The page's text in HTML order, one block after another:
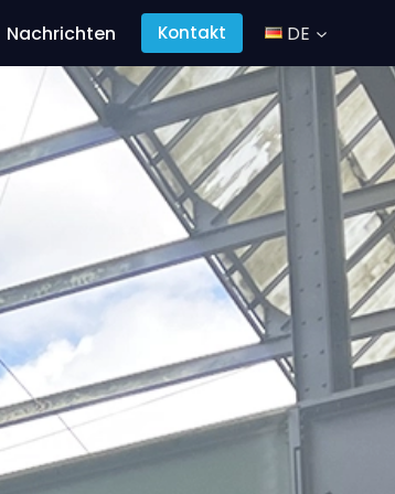
Nachrichten Kontakt DE